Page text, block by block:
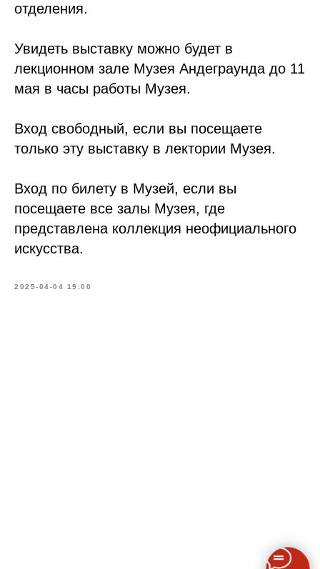
отделения.
Увидеть выставку можно будет в
лекционном зале Музея Андеграунда до 11
мая в часы работы Музея.
Вход свободный, если вы посещаете
только эту выставку в лектории Музея.
Вход по билету в Музей, если вы
посещаете все залы Музея, где
представлена коллекция неофициального
искусства.
2025-04-04 19:00